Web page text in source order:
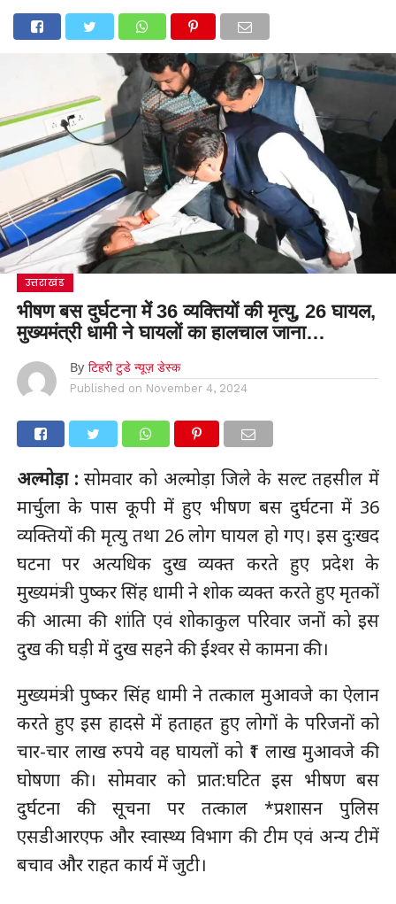
उत्तराखंड
भीषण बस दुर्घटना में 36 व्यक्तियों की मृत्यु, 26 घायल,
मुख्यमंत्री धामी ने घायलों का हालचाल जाना…
By टिहरी टुडे न्यूज़ डेस्क
Published on November 4, 2024
अल्मोड़ा : सोमवार को अल्मोड़ा जिले के सल्ट तहसील में
मार्चुला के पास कूपी में हुए भीषण बस दुर्घटना में 36
व्यक्तियों की मृत्यु तथा 26 लोग घायल हो गए। इस दुःखद
घटना पर अत्यधिक दुख व्यक्त करते हुए प्रदेश के
मुख्यमंत्री पुष्कर सिंह धामी ने शोक व्यक्त करते हुए मृतकों
की आत्मा की शांति एवं शोकाकुल परिवार जनों को इस
दुख की घड़ी में दुख सहने की ईश्वर से कामना की।
मुख्यमंत्री पुष्कर सिंह धामी ने तत्काल मुआवजे का ऐलान
करते हुए इस हादसे में हताहत हुए लोगों के परिजनों को
चार-चार लाख रुपये वह घायलों को ₹1 लाख मुआवजे की
घोषणा की। सोमवार को प्रात:घटित इस भीषण बस
दुर्घटना की सूचना पर तत्काल *प्रशासन पुलिस
एसडीआरएफ और स्वास्थ्य विभाग की टीम एवं अन्य टीमें
बचाव और राहत कार्य में जुटी।